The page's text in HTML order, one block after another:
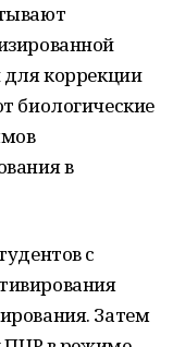
коррекции
биологические
в
с
Затем